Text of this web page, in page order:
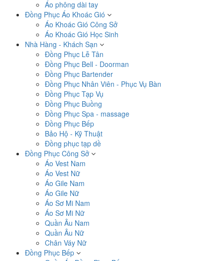
Áo phông dài tay
Đồng Phục Áo Khoác Gió
Áo Khoác Gió Công Sở
Áo Khoác Gió Học Sinh
Nhà Hàng - Khách Sạn
Đồng Phục Lễ Tân
Đồng Phục Bell - Doorman
Đồng Phục Bartender
Đồng Phục Nhân Viên - Phục Vụ Bàn
Đồng Phục Tạp Vụ
Đồng Phục Buồng
Đồng Phục Spa - massage
Đồng Phục Bếp
Bảo Hộ - Kỹ Thuật
Đồng phục tạp dề
Đồng Phục Công Sở
Áo Vest Nam
Áo Vest Nữ
Áo Gile Nam
Áo Gile Nữ
Áo Sơ Mi Nam
Áo Sơ Mi Nữ
Quần Âu Nam
Quần Âu Nữ
Chân Váy Nữ
Đồng Phục Bếp